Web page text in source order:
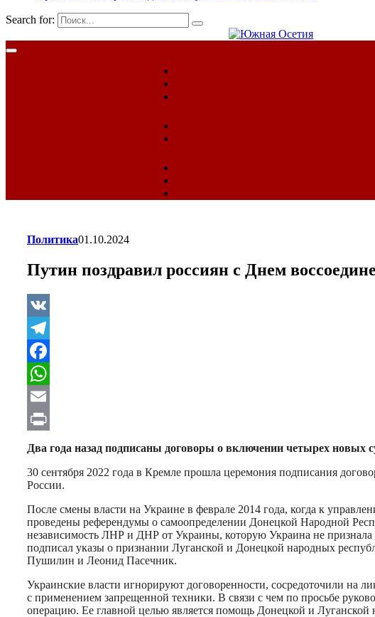
Search for:
Политика01.10.2024
Путин поздравил россиян с Днем
VK
Telegram
Facebook
WhatsApp
Email
Print
Два года назад подписаны договоры о включении четырех новых
30 сентября 2022 года в Кремле прошла церемония подписания
России.
После смены власти на Украине в феврале 2014 года, когда к
проведены референдумы о самоопределении Донецкой Народной
независимость ЛНР и ДНР от Украины, которую Украина не
подписал указы о признании Луганской и Донецкой народных
Пушилин и Леонид Пасечник.
Украинские власти игнорируют договоренности, сосредоточили на
с применением запрещенной техники. В связи с чем по просьбе
операцию. Ее главной целью является помощь Донецкой и